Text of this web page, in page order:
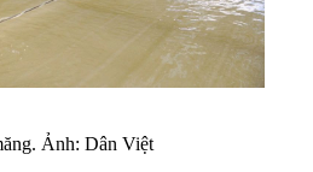
Ảnh: Dân Việt